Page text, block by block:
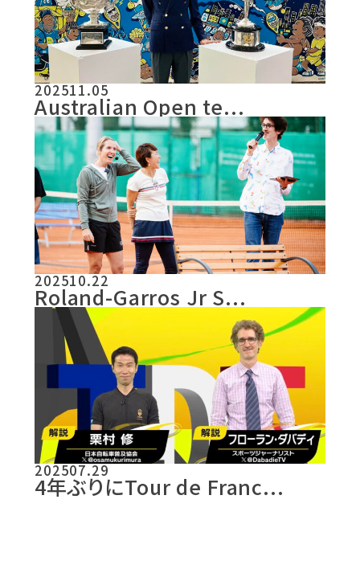
202511.05
Australian Open te...
202510.22
Roland-Garros Jr S...
202507.29
4年ぶりにTour de Franc...